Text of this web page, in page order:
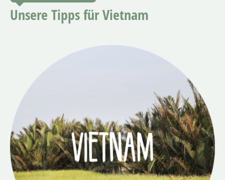
Unsere Tipps für Vietnam